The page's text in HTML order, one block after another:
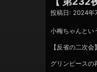
ビ
ゲ
ー
シ
ョ
ン
投稿日: 2024年
小梅ちゃんとい
【反省の二次会】
グリンピースの